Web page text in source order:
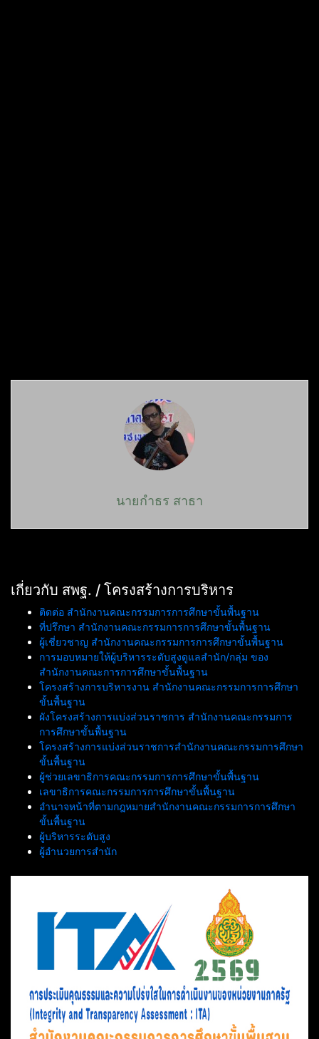
นายกำธร สาธา
เกี่ยวกับ สพฐ. / โครงสร้างการบริหาร
ติดต่อ สำนักงานคณะกรรมการการศึกษาขั้นพื้นฐาน
ที่ปรึกษา สำนักงานคณะกรรมการการศึกษาขั้นพื้นฐาน
ผู้เชี่ยวชาญ สำนักงานคณะกรรมการการศึกษาขั้นพื้นฐาน
การมอบหมายให้ผู้บริหารระดับสูงดูแลสำนัก/กลุ่ม ของ
สำนักงานคณะการการศึกษาขั้นพื้นฐาน
โครงสร้างการบริหารงาน สำนักงานคณะกรรมการการศึกษา
ขั้นพื้นฐาน
ผังโครงสร้างการแบ่งส่วนราชการ สำนักงานคณะกรรมการ
การศึกษาขั้นพื้นฐาน
โครงสร้างการแบ่งส่วนราชการสำนักงานคณะกรรมการศึกษา
ขั้นพื้นฐาน
ผู้ช่วยเลขาธิการคณะกรรมการการศึกษาขั้นพื้นฐาน
เลขาธิการคณะกรรมการการศึกษาขั้นพื้นฐาน
อำนาจหน้าที่ตามกฎหมายสำนักงานคณะกรรมการการศึกษา
ขั้นพื้นฐาน
ผู้บริหารระดับสูง
ผู้อำนวยการสำนัก